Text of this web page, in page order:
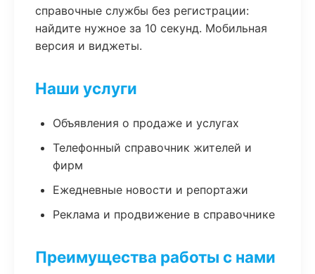
справочные службы без регистрации:
найдите нужное за 10 секунд. Мобильная
версия и виджеты.
Наши услуги
Объявления о продаже и услугах
Телефонный справочник жителей и
фирм
Ежедневные новости и репортажи
Реклама и продвижение в справочнике
Преимущества работы с нами